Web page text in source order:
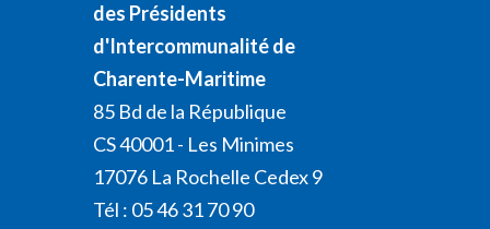
des Présidents
d'Intercommunalité de
Charente-Maritime
85 Bd de la République
CS 40001 - Les Minimes
17076 La Rochelle Cedex 9
Tél : 05 46 31 70 90